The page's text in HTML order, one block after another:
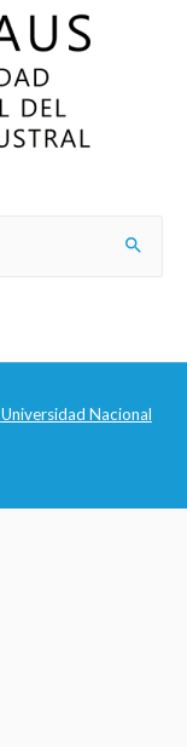
Universidad Nacional